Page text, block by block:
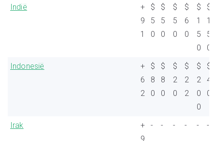
Indië
+
9
1
$
5
0
$
5
0
$
5
0
$
6
0
$
1
5
0
$
1
5
0
Indonesië
+
6
2
$
8
0
$
8
0
$
2
0
$
2
2
$
2
0
0
$
4
0
Irak
+
9
- - - - - -